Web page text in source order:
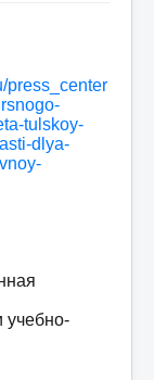
press_center
tulskoy-
dlya-
учебно-